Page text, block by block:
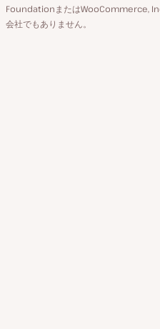
FoundationまたはWooCommerce,
会社でもありません。